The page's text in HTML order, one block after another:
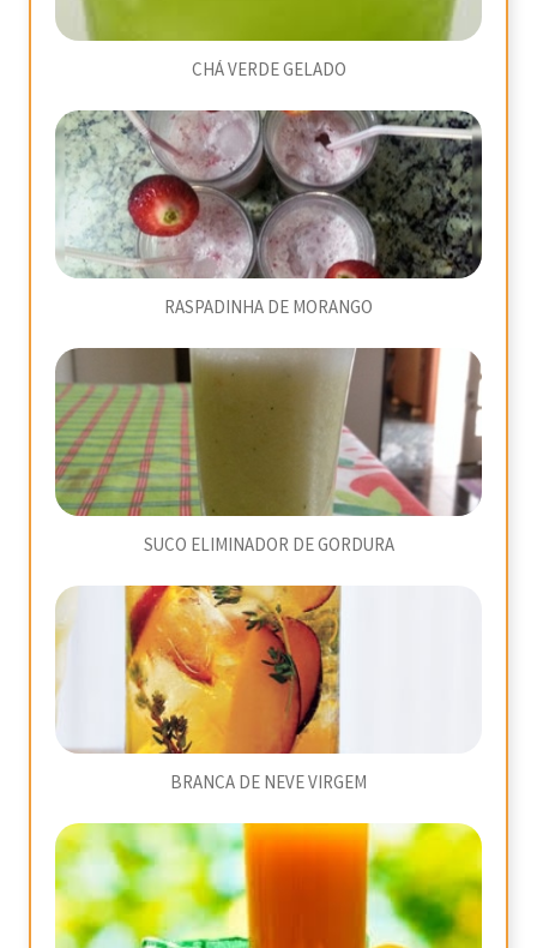
CHÁ VERDE GELADO
RASPADINHA DE MORANGO
SUCO ELIMINADOR DE GORDURA
BRANCA DE NEVE VIRGEM